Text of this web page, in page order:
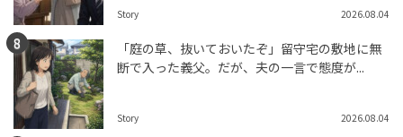
Story 2026.08.04
「庭の草、抜いておいたぞ」留守宅の敷地に無
断で入った義父。だが、夫の一言で態度が...
Story 2026.08.04